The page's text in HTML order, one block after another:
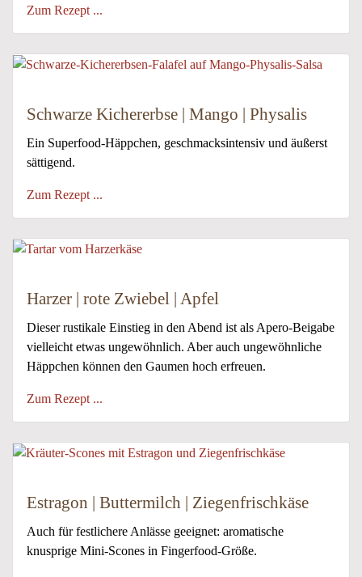
Zum Rezept ...
Schwarze Kichererbse | Mango | Physalis
Ein Superfood-Häppchen, geschmacksintensiv und äußerst
sättigend.
Zum Rezept ...
Harzer | rote Zwiebel | Apfel
Dieser rustikale Einstieg in den Abend ist als Apero-Beigabe
vielleicht etwas ungewöhnlich. Aber auch ungewöhnliche
Häppchen können den Gaumen hoch erfreuen.
Zum Rezept ...
Estragon | Buttermilch | Ziegenfrischkäse
Auch für festlichere Anlässe geeignet: aromatische
knusprige Mini-Scones in Fingerfood-Größe.